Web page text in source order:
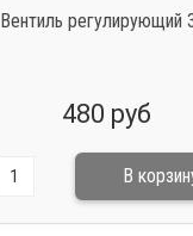
Вентиль регулирующий
480 руб